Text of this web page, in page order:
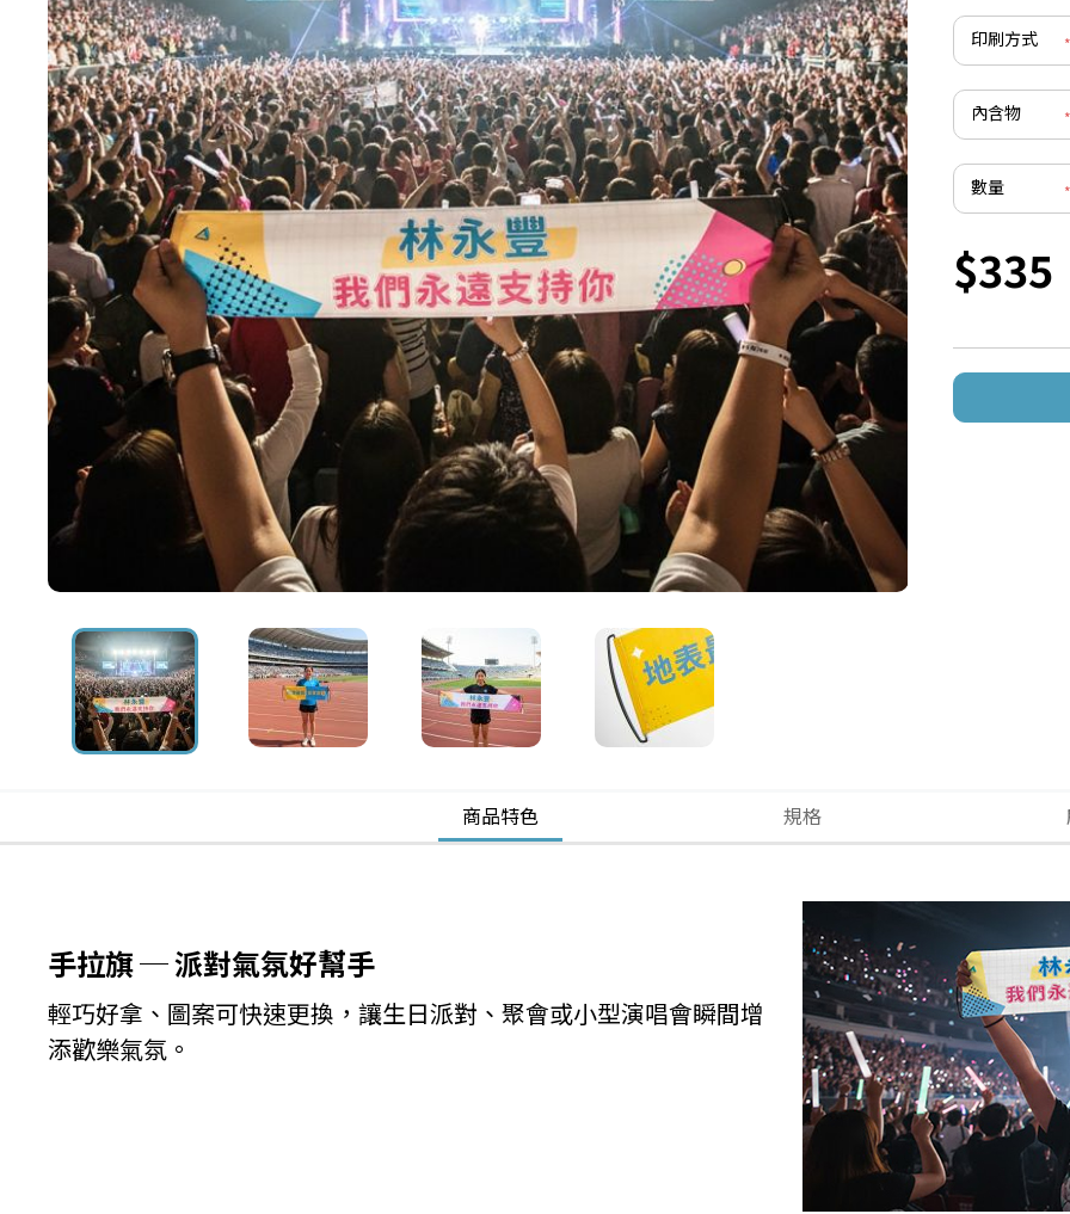
印刷方式
內含物
數量
$335
商品特色
手拉旗 ─ 派對氣氛好幫手
輕巧好拿、圖案可快速更換，讓生日派對、聚會或小型演唱會瞬間增
添歡樂氣氛。
規格